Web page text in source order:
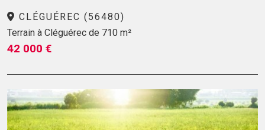
CLÉGUÉREC (56480)
Terrain à Cléguérec de 710 m²
42 000 €